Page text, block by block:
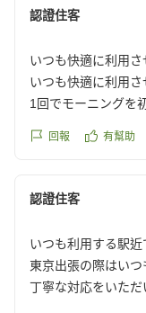
認證住客
いつも快適に利用
いつも快適に利用さ
1回でモーニングを
クチコミの詳細は
回報 有幫助
認證住客
いつも利用する駅
東京出張の際はいつ
丁寧な対応をいただ